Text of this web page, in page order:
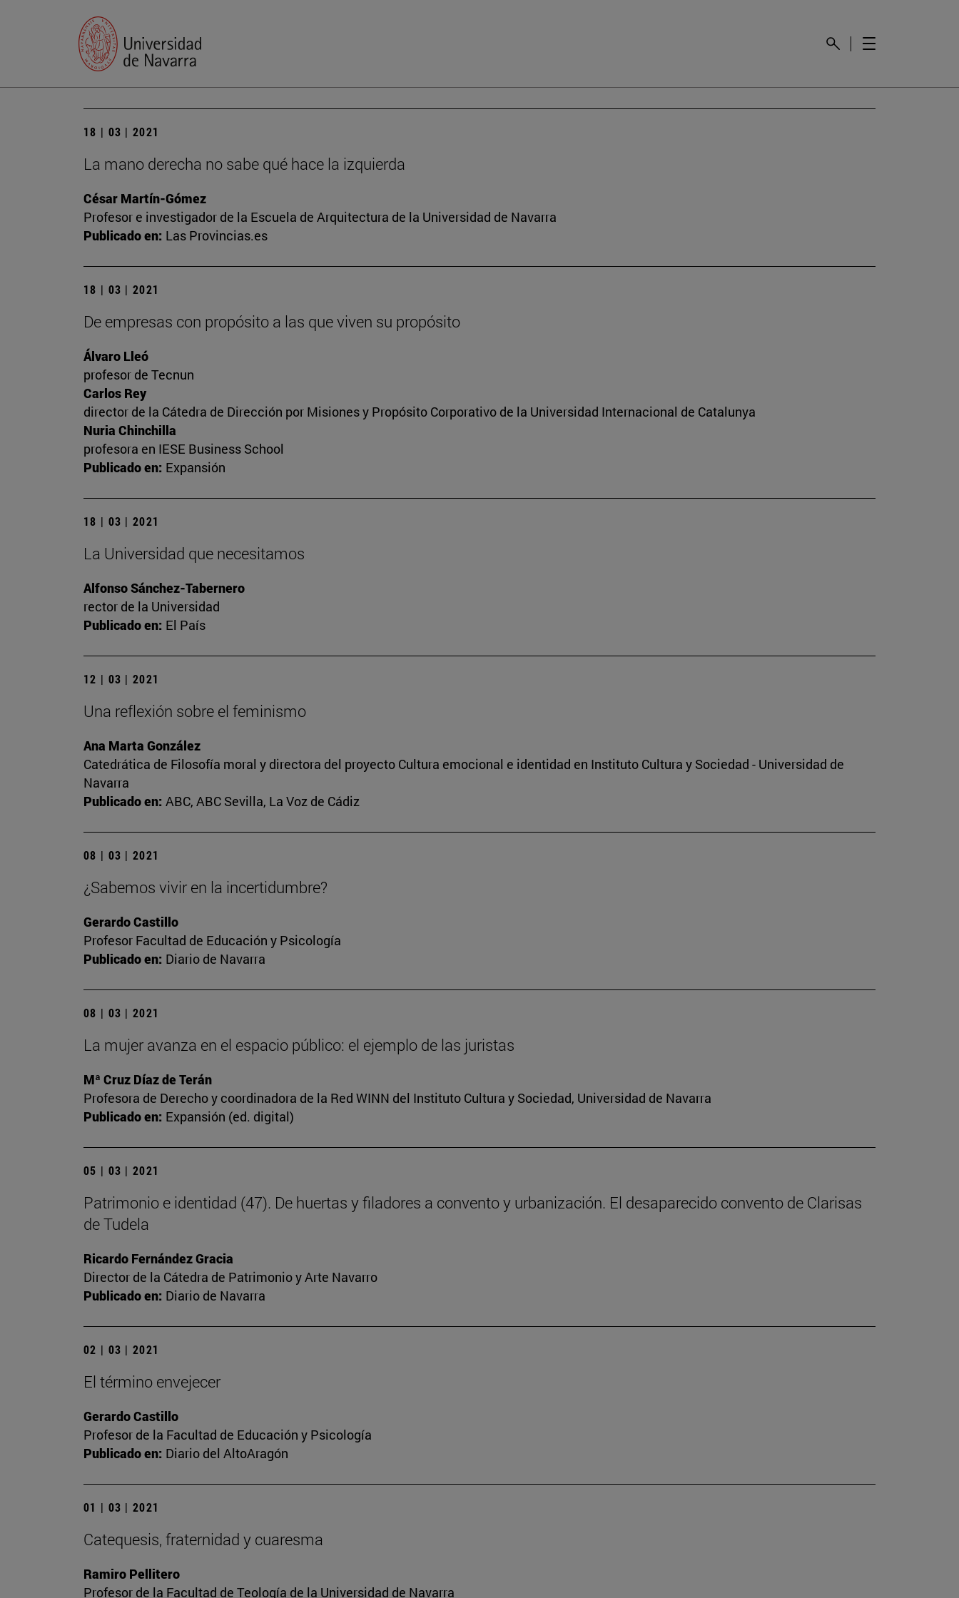
18 | 03 | 2021
La mano derecha no sabe qué hace la izquierda
César Martín-Gómez
Profesor e investigador de la Escuela de Arquitectura de la Universidad de Navarra
Publicado en: Las Provincias.es
18 | 03 | 2021
De empresas con propósito a las que viven su propósito
Álvaro Lleó
profesor de Tecnun
Carlos Rey
director de la Cátedra de Dirección por Misiones y Propósito Corporativo de la Universidad Internacional de Catalunya
Nuria Chinchilla
profesora en IESE Business School
Publicado en: Expansión
18 | 03 | 2021
La Universidad que necesitamos
Alfonso Sánchez-Tabernero
rector de la Universidad
Publicado en: El País
12 | 03 | 2021
Una reflexión sobre el feminismo
Ana Marta González
Catedrática de Filosofía moral y directora del proyecto Cultura emocional e identidad en Instituto Cultura y Sociedad - Universidad de
Navarra
Publicado en: ABC, ABC Sevilla, La Voz de Cádiz
08 | 03 | 2021
¿Sabemos vivir en la incertidumbre?
Gerardo Castillo
Profesor Facultad de Educación y Psicología
Publicado en: Diario de Navarra
08 | 03 | 2021
La mujer avanza en el espacio público: el ejemplo de las juristas
Mª Cruz Díaz de Terán
Profesora de Derecho y coordinadora de la Red WINN del Instituto Cultura y Sociedad, Universidad de Navarra
Publicado en: Expansión (ed. digital)
05 | 03 | 2021
Patrimonio e identidad (47). De huertas y filadores a convento y urbanización. El desaparecido convento de Clarisas
de Tudela
Ricardo Fernández Gracia
Director de la Cátedra de Patrimonio y Arte Navarro
Publicado en: Diario de Navarra
02 | 03 | 2021
El término envejecer
Gerardo Castillo
Profesor de la Facultad de Educación y Psicología
Publicado en: Diario del AltoAragón
01 | 03 | 2021
Catequesis, fraternidad y cuaresma
Ramiro Pellitero
Profesor de la Facultad de Teología de la Universidad de Navarra